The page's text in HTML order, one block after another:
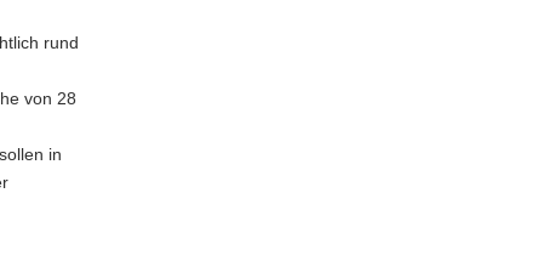
rund
von 28
in